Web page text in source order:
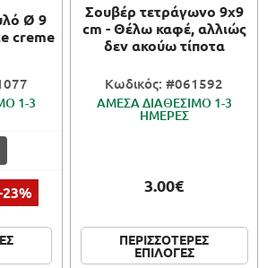
Ø 9
creme
1-3
Σουβέρ τετράγωνο 9x9
cm - Θέλω καφέ, αλλιώς
δεν ακούω τίποτα
Κωδικός: #061592
ΑΜΕΣΑ ΔΙΑΘΕΣΙΜΟ 1-3
ΗΜΕΡΕΣ
3.00€
ΠΕΡΙΣΣΟΤΕΡΕΣ
ΕΠΙΛΟΓΕΣ